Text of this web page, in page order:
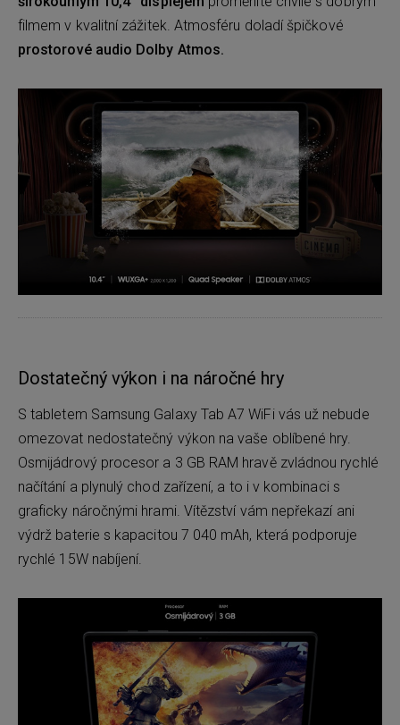
filmem v kvalitní zážitek. Atmosféru doladí špičkové
prostorové audio Dolby Atmos.
Dostatečný výkon i na náročné hry
S tabletem Samsung Galaxy Tab A7 WiFi vás už nebude
omezovat nedostatečný výkon na vaše oblíbené hry.
Osmijádrový procesor a 3 GB RAM hravě zvládnou rychlé
načítání a plynulý chod zařízení, a to i v kombinaci s
graficky náročnými hrami. Vítězství vám nepřekazí ani
výdrž baterie s kapacitou 7 040 mAh, která podporuje
rychlé 15W nabíjení.